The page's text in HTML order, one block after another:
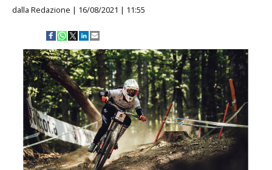
dalla Redazione | 16/08/2021 | 11:55